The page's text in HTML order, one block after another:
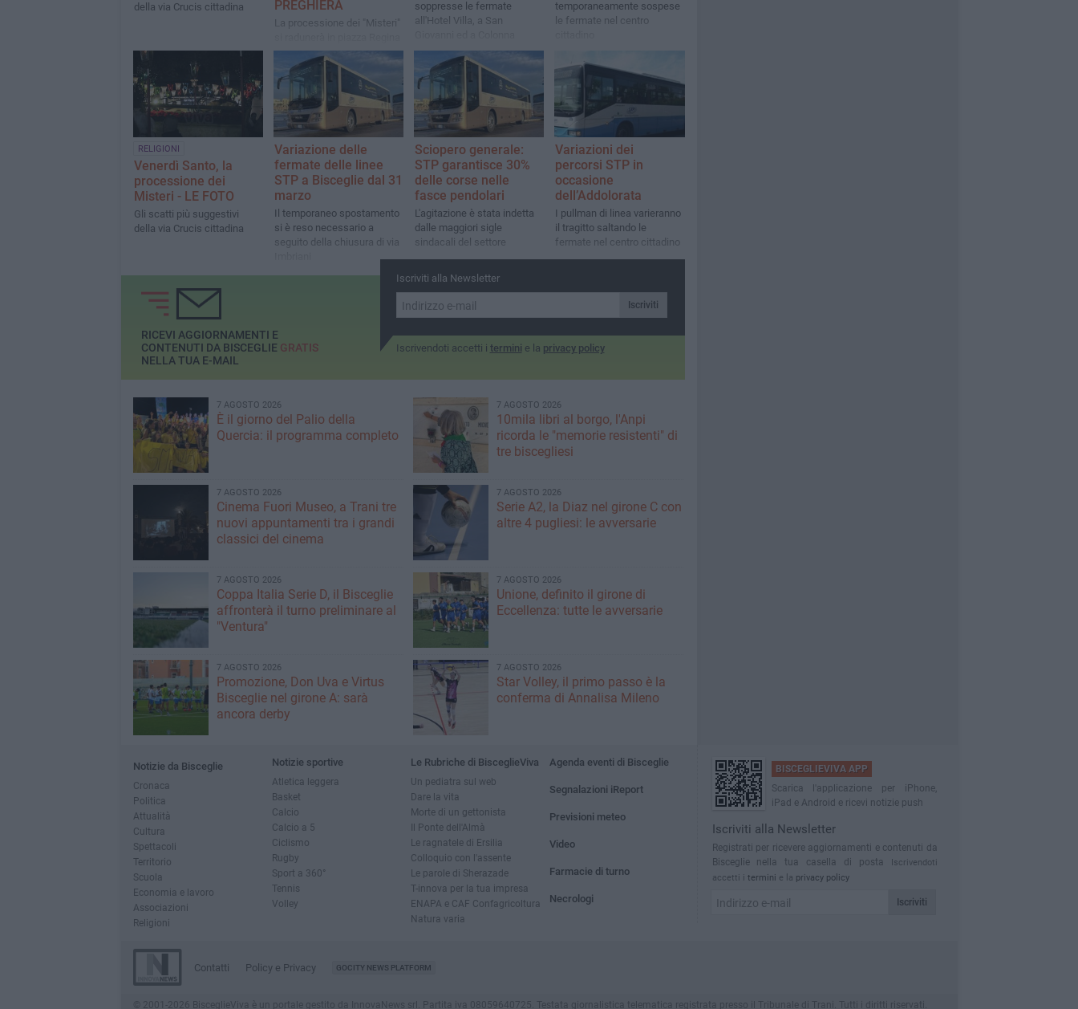
della via Crucis cittadina
PREGHIERA
La processione dei "Misteri"
Margherita per dare avvio
alla preghiera
soppresse le fermate
all'Hotel Villa, a San
temporaneamente sospese
le fermate nel centro
RELIGIONI
Venerdì Santo, la
processione dei
Misteri - LE FOTO
Gli scatti più suggestivi
della via Crucis cittadina
Variazione delle
fermate delle linee
STP a Bisceglie dal 31
marzo
Il temporaneo spostamento
si è reso necessario a
seguito della chiusura di via
Sciopero generale:
STP garantisce 30%
delle corse nelle
fasce pendolari
L'agitazione è stata indetta
dalle maggiori sigle
sindacali del settore
Variazioni dei
percorsi STP in
occasione
dell’Addolorata
I pullman di linea varieranno
il tragitto saltando le
fermate nel centro cittadino
Iscriviti alla Newsletter
Iscriviti
Iscrivendoti accetti i termini e la privacy policy
RICEVI AGGIORNAMENTI E
CONTENUTI DA BISCEGLIE GRATIS
NELLA TUA E-MAIL
7 AGOSTO 2026
È il giorno del Palio della
Quercia: il programma completo
7 AGOSTO 2026
10mila libri al borgo, l'Anpi
ricorda le "memorie resistenti" di
tre biscegliesi
7 AGOSTO 2026
Cinema Fuori Museo, a Trani tre
nuovi appuntamenti tra i grandi
classici del cinema
7 AGOSTO 2026
Serie A2, la Diaz nel girone C con
altre 4 pugliesi: le avversarie
7 AGOSTO 2026
Coppa Italia Serie D, il Bisceglie
affronterà il turno preliminare al
"Ventura"
7 AGOSTO 2026
Unione, definito il girone di
Eccellenza: tutte le avversarie
7 AGOSTO 2026
Promozione, Don Uva e Virtus
Bisceglie nel girone A: sarà
ancora derby
7 AGOSTO 2026
Star Volley, il primo passo è la
conferma di Annalisa Mileno
Notizie da Bisceglie
Cronaca
Politica
Attualità
Cultura
Spettacoli
Territorio
Scuola
Economia e lavoro
Associazioni
Religioni
Notizie sportive
Atletica leggera
Basket
Calcio
Calcio a 5
Ciclismo
Rugby
Sport a 360°
Tennis
Volley
Le Rubriche di BisceglieViva
Un pediatra sul web
Dare la vita
Morte di un gettonista
Il Ponte dell'Almà
Le ragnatele di Ersilia
Colloquio con l'assente
Le parole di Sherazade
T-innova per la tua impresa
ENAPA e CAF Confagricoltura
Natura varia
Agenda eventi di Bisceglie
Segnalazioni iReport
Previsioni meteo
Video
Farmacie di turno
Necrologi
BISCEGLIEVIVA APP
Scarica l'applicazione per iPhone,
iPad e Android e ricevi notizie push
Iscriviti alla Newsletter
Registrati per ricevere aggiornamenti e contenuti da
Bisceglie nella tua casella di posta
Iscrivendoti
accetti i termini e la privacy policy
Iscriviti
Contatti Policy e Privacy GOCITY NEWS PLATFORM
© 2001-2026 BisceglieViva è un portale gestito da InnovaNews srl. Partita iva 08059640725. Testata giornalistica telematica registrata presso il Tribunale di Trani. Tutti i diritti riservati.